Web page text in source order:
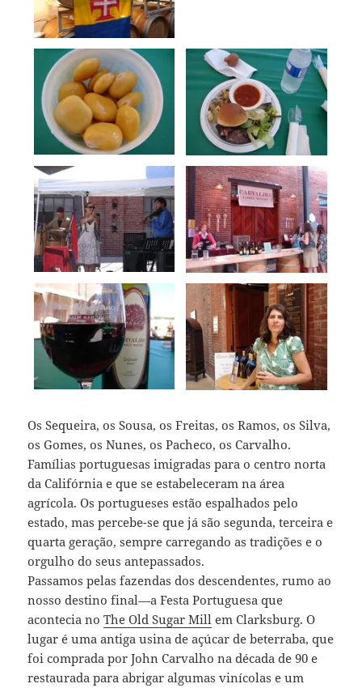
Os Sequeira, os Sousa, os Freitas, os Ramos, os Silva,
os Gomes, os Nunes, os Pacheco, os Carvalho.
Famílias portuguesas imigradas para o centro norta
da Califórnia e que se estabeleceram na área
agrícola. Os portugueses estão espalhados pelo
estado, mas percebe-se que já são segunda, terceira e
quarta geração, sempre carregando as tradições e o
orgulho do seus antepassados.
Passamos pelas fazendas dos descendentes, rumo ao
nosso destino final—a Festa Portuguesa que
acontecia noThe Old Sugar Mill em Clarksburg. O
lugar é uma antiga usina de açúcar de beterraba, que
foi comprada por John Carvalho na década de 90 e
restaurada para abrigar algumas vinícolas e um